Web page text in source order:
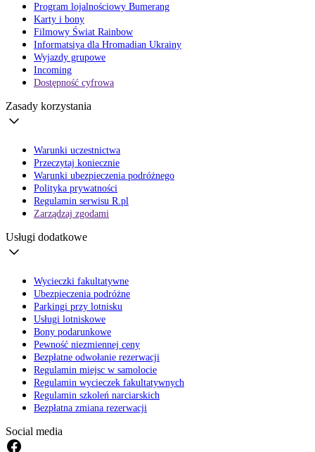
Program lojalnościowy Bumerang
Karty i bony
Filmowy Świat Rainbow
Informatsiya dla Hromadian Ukrainy
Wyjazdy grupowe
Incoming
Dostępność cyfrowa
Zasady korzystania
Warunki uczestnictwa
Przeczytaj koniecznie
Warunki ubezpieczenia podróżnego
Polityka prywatności
Regulamin serwisu R.pl
Zarządzaj zgodami
Usługi dodatkowe
Wycieczki fakultatywne
Ubezpieczenia podróżne
Parkingi przy lotnisku
Usługi lotniskowe
Bony podarunkowe
Pewność niezmiennej ceny
Bezpłatne odwołanie rezerwacji
Regulamin miejsc w samolocie
Regulamin wycieczek fakultatywnych
Regulamin szkoleń narciarskich
Bezpłatna zmiana rezerwacji
Social media